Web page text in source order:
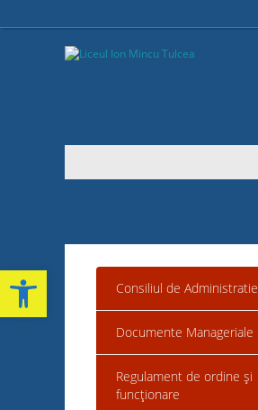
Consiliul de Administratie
Documente Manageriale
Regulament de ordine și
funcționare
Deschide bara de unelte